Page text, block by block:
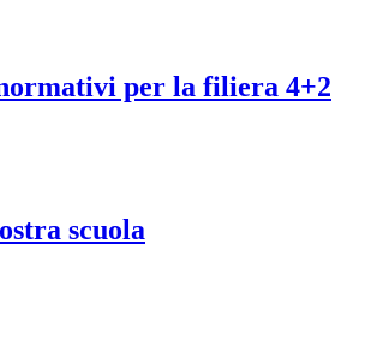
per la filiera 4+2
scuola